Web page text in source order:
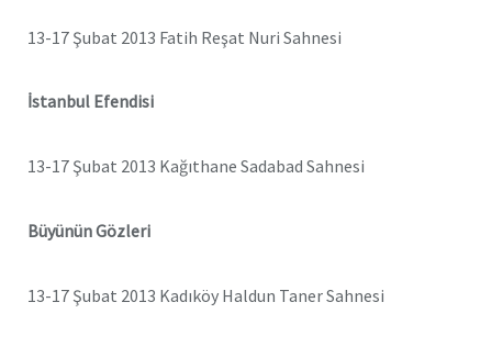
13-17 Şubat 2013 Fatih Reşat Nuri Sahnesi
İstanbul Efendisi
13-17 Şubat 2013 Kağıthane Sadabad Sahnesi
Büyünün Gözleri
13-17 Şubat 2013 Kadıköy Haldun Taner Sahnesi